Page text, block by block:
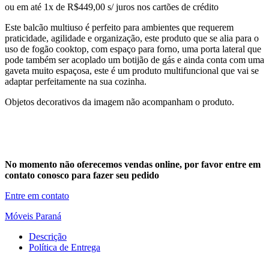
ou em até 1x de R$449,00 s/ juros nos cartões de crédito
Este balcão multiuso é perfeito para ambientes que requerem
praticidade, agilidade e organização, este produto que se alia para o
uso de fogão cooktop, com espaço para forno, uma porta lateral que
pode também ser acoplado um botijão de gás e ainda conta com uma
gaveta muito espaçosa, este é um produto multifuncional que vai se
adaptar perfeitamente na sua cozinha.
Objetos decorativos da imagem não acompanham o produto.
No momento não oferecemos vendas online, por favor entre em
contato conosco para fazer seu pedido
Entre em contato
Móveis Paraná
Descrição
Política de Entrega